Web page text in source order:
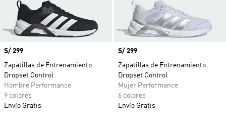
Precio
S/ 299
Zapatillas de Entrenamiento
Dropset Control
Hombre Performance
9 colores
Envío Gratis
Precio
S/ 299
Zapatillas de Entrenamiento
Dropset Control
Mujer Performance
6 colores
Envío Gratis